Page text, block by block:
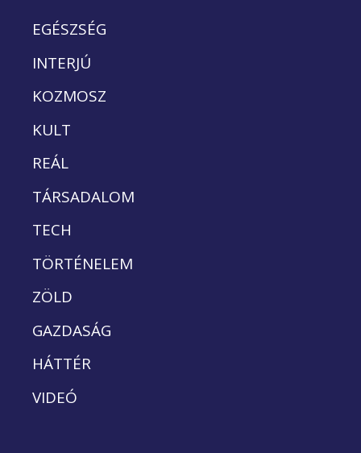
EGÉSZSÉG
INTERJÚ
KOZMOSZ
KULT
REÁL
TÁRSADALOM
TECH
TÖRTÉNELEM
ZÖLD
GAZDASÁG
HÁTTÉR
VIDEÓ